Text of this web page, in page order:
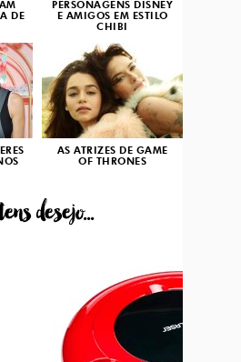
DE
PERSONAGENS DISNEY
E AMIGOS EM ESTILO
CHIBI
AS ATRIZES DE GAME
OF THRONES
desejo...